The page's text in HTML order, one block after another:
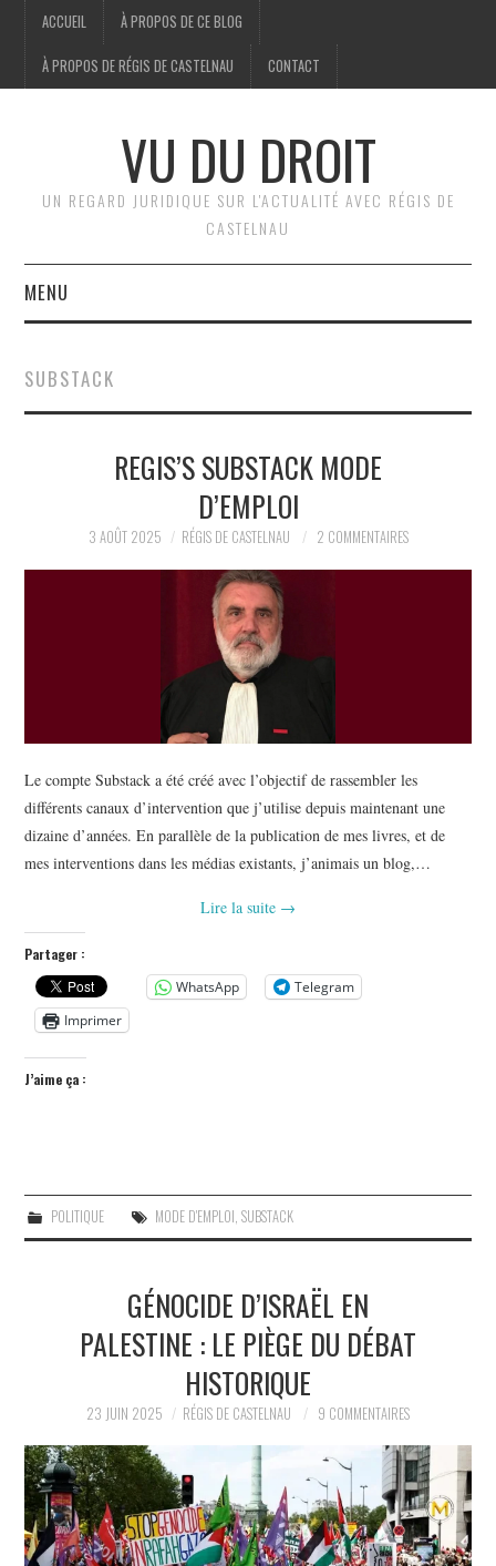
ACCUEIL À PROPOS DE CE BLOG
À PROPOS DE RÉGIS DE CASTELNAU CONTACT
VU DU DROIT
UN REGARD JURIDIQUE SUR L'ACTUALITÉ AVEC RÉGIS DE
CASTELNAU
MENU
BRÈVES
JURIDIQUE
HISTOIRE
SUBSTACK
REGIS’S SUBSTACK MODE
D’EMPLOI
3 AOÛT 2025 RÉGIS DE CASTELNAU 2 COMMENTAIRES
Le compte Substack a été créé avec l’objectif de rassembler les
différents canaux d’intervention que j’utilise depuis maintenant une
dizaine d’années. En parallèle de la publication de mes livres, et de
mes interventions dans les médias existants, j’animais un blog,…
Lire la suite →
Partager :
WhatsApp
Telegram
Imprimer
J’aime ça :
POLITIQUE MODE D'EMPLOI, SUBSTACK
GÉNOCIDE D’ISRAËL EN
PALESTINE : LE PIÈGE DU DÉBAT
HISTORIQUE
23 JUIN 2025 RÉGIS DE CASTELNAU 9 COMMENTAIRES